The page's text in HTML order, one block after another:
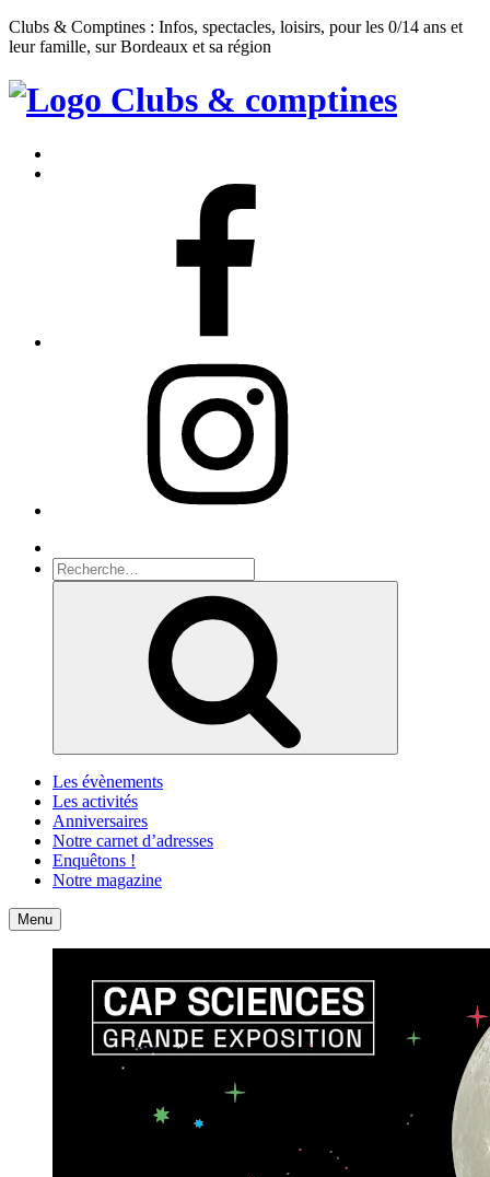
Clubs & Comptines : Infos, spectacles, loisirs, pour les 0/14 ans et
leur famille, sur Bordeaux et sa région
Clubs
Comptines
Recherche
pour
Les évènements
Les activités
Anniversaires
Notre carnet d’adresses
Enquêtons !
Notre magazine
Accueil
Menu Contact